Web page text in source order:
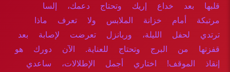
قلبها بعد خداع إريك وتحتاج دعمك، إلسا
مرتبكة أمام خزانة الملابس ولا تعرف ماذا
ترتدي لحفل الليلة، وربانزل تعرضت لإصابة بعد
قفزتها من البرج وتحتاج للعناية. الآن دورك هو
إنقاذ الموقف! اختاري أجمل الإطلالات، ساعدي